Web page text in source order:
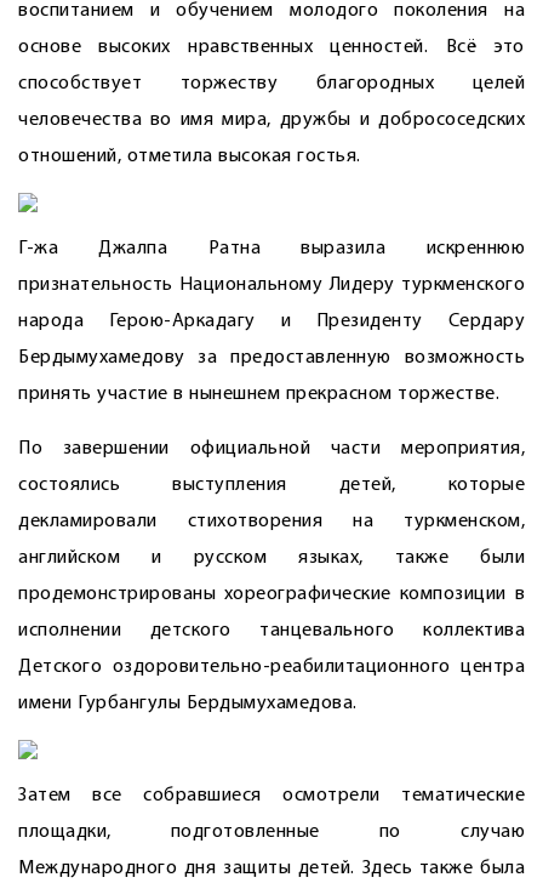
воспитанием и обучением молодого поколения на
основе высоких нравственных ценностей. Всё это
способствует торжеству благородных целей
человечества во имя мира, дружбы и добрососедских
отношений, отметила высокая гостья.
Г-жа Джалпа Ратна выразила искреннюю
признательность Национальному Лидеру туркменского
народа Герою-Аркадагу и Президенту Сердару
Бердымухамедову за предоставленную возможность
принять участие в нынешнем прекрасном торжестве.
По завершении официальной части мероприятия,
состоялись выступления детей, которые
декламировали стихо­творения на туркменском,
английском и русском языках, также были
продемонстрированы хореографические композиции в
исполнении детского танцевального коллектива
Детского оздоровительно-реабилитационного центра
имени Гурбангулы Бердымухамедова.
Затем все собравшиеся осмотрели тематические
площадки, подготовленные по случаю
Международного дня защиты детей. Здесь также была